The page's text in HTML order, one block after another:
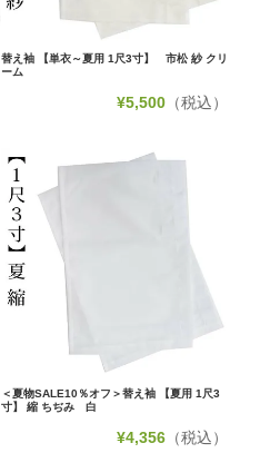
替え袖 【単衣～夏用 1尺3寸】 市松 紗 クリ
ーム
¥5,500（税込）
＜夏物SALE10％オフ＞替え袖 【夏用 1尺3
寸】 縮 ちぢみ 白
¥4,356（税込）